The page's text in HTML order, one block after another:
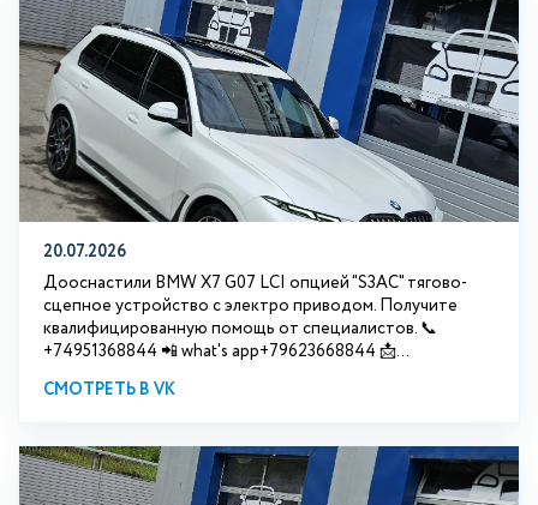
20.07.2026
Дооснастили BMW Х7 G07 LCI опцией "S3АС" тягово-
сцепное устройство с электро приводом. Получите
квалифицированную помощь от специалистов. 📞
+74951368844 📲 what's app+79623668844 📩...
СМОТРЕТЬ В VK